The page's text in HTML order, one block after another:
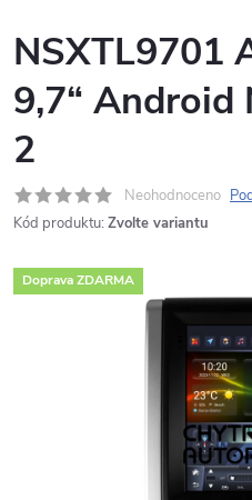
NSXTL9701
9,7“ Android
2
Neohodnoceno
Kód produktu: Zvolte variantu
Doprava ZDARMA